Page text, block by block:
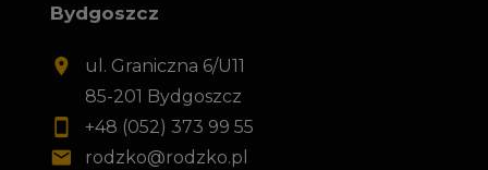
Bydgoszcz
ul. Graniczna 6/U11
85-201 Bydgoszcz
+48 (052) 373 99 55
rodzko@rodzko.pl